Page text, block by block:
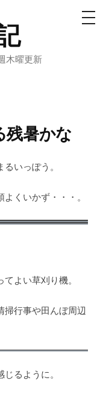
木曜更新
メ
ニ
残暑かな
いっぽう。
くいかず・・・。
よい草刈り機。
掃行事や田んぼ周辺
るように。